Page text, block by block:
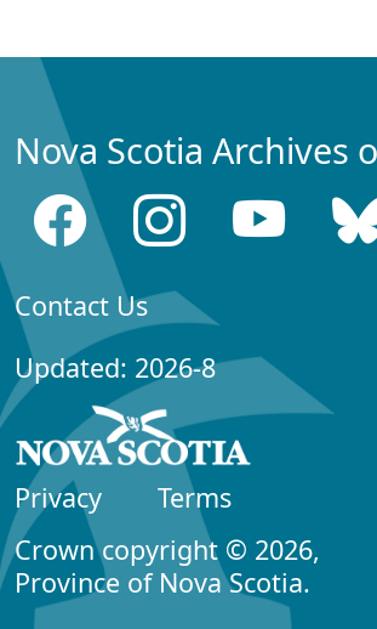
Nova Scotia Archives
Contact Us
Updated: 2026-8
Privacy
Terms
Crown copyright © 2026,
Province of Nova Scotia.